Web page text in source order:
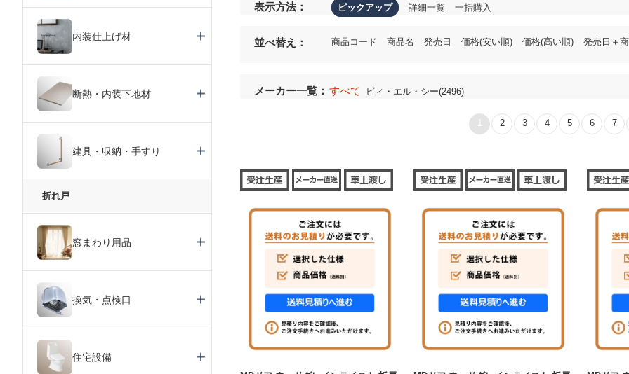
表示方法： ピックアップ 詳細一覧 一括購入
並べ替え： 商品コード 商品名 発売日 価格(安い順) 価格(高い順) 発売日＋
メーカー一覧： すべて ビィ・エル・シー(2496)
1 2 3 4 5 6 7
内装仕上げ材
断熱・内装下地材
建具・収納・手すり
折れ戸
窓まわり用品
換気・点検口
住宅設備